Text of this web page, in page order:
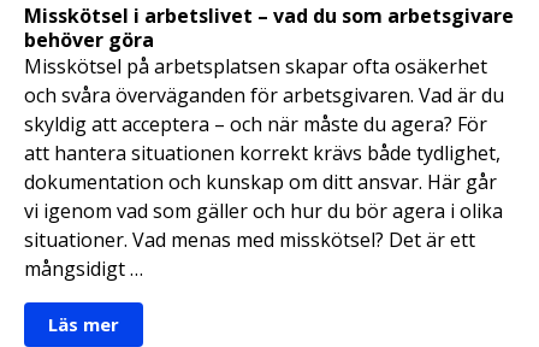
Misskötsel i arbetslivet – vad du som arbetsgivare
behöver göra
Misskötsel på arbetsplatsen skapar ofta osäkerhet
och svåra överväganden för arbetsgivaren. Vad är du
skyldig att acceptera – och när måste du agera? För
att hantera situationen korrekt krävs både tydlighet,
dokumentation och kunskap om ditt ansvar. Här går
vi igenom vad som gäller och hur du bör agera i olika
situationer. Vad menas med misskötsel? Det är ett
mångsidigt …
Läs mer